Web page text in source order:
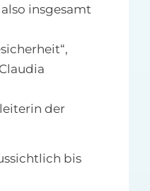
insgesamt
der
bis